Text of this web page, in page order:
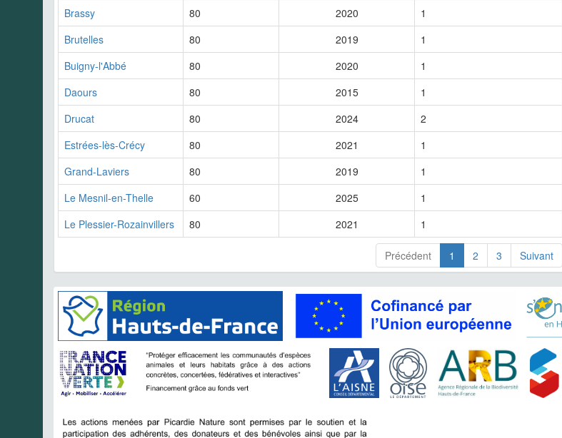
Brassy
80 2020
1
Brutelles
80 2019
1
Buigny-l'Abbé
80 2020
1
Daours
80 2015
1
Drucat
80 2024
2
Estrées-lès-Crécy
80 2021
1
Grand-Laviers
80 2019
1
Le Mesnil-en-Thelle
60 2025
1
Le Plessier-Rozainvillers
80 2021 1
Précédent 1 2 3 Suivant